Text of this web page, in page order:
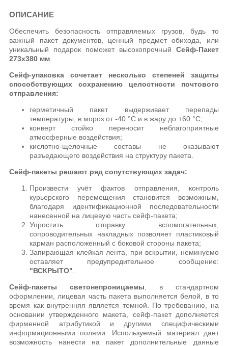
ОПИСАНИЕ
Обеспечить безопасность отправляемых грузов, будь то
важный пакет документов, ценный предмет обихода, или
уникальный подарок поможет высокопрочный Сейф-Пакет
273х380 мм.
Сейф-упаковка сочетает несколько степеней защиты
способствующих сохранению целостности почтового
отправления:
герметичный пакет выдерживает перепады
температуры, в мороз от -40 °C и в жару до +60 °C;
конверт стойко переносит неблагоприятные
атмосферные воздействия;
кислотно-щелочные составы не оказывают
разъедающего воздействия на структуру пакета.
Сейф-пакеты решают ряд сопутствующих задач:
Произвести учёт фактов отправления, контроль
курьерского перемещения становится возможным,
благодаря идентификационной последовательности
нанесенной на лицевую часть сейф-пакета;
Упростить отправку вспомогательных,
сопроводительных накладных позволяет пластиковый
карман расположенный с боковой стороны пакета;
Запирающая клейкая лента, при вскрытии, неминуемо
оставляет предупредительное сообщение:
"ВСКРЫТО".
Сейф-пакеты светонепроницаемы, в стандартном
оформлении, лицевая часть пакета выполняется белой, в то
время как внутренняя является темной. По требованию, на
основании утвержденного макета, сейф-пакет дополняется
фирменной атрибутикой и другими специфическими
информационными полями. Используемый материал дает
возможность нанести на пакет дополнительные данные